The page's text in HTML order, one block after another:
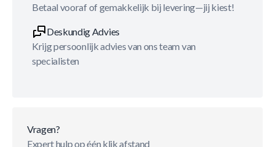
Betaal vooraf of gemakkelijk bij levering—jij kiest!
Deskundig Advies
Krijg persoonlijk advies van ons team van
specialisten
Vragen?
Expert hulp op één klik afstand